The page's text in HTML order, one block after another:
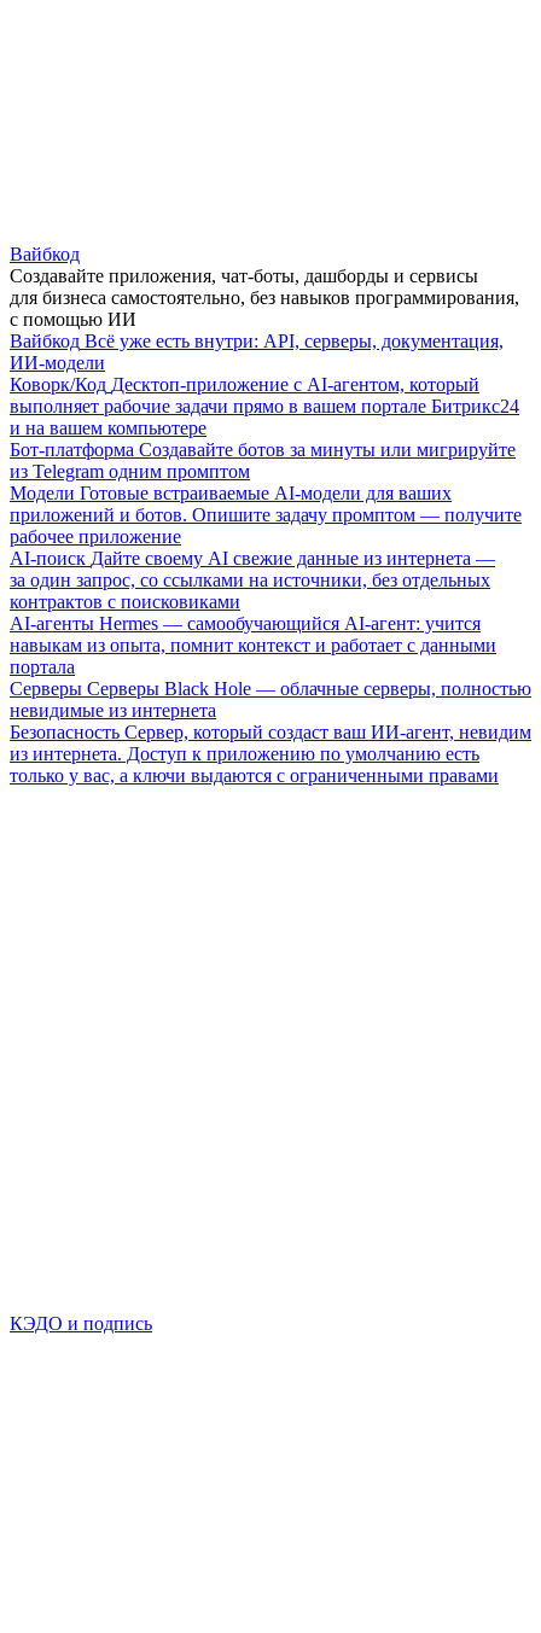
Вайбкод
Создавайте приложения, чат-боты, дашборды и сервисы
для бизнеса самостоятельно, без навыков программирования,
с помощью ИИ
Вайбкод Всё уже есть внутри: API, серверы, документация,
ИИ-модели
Коворк/Код Десктоп-приложение с AI-агентом, который
выполняет рабочие задачи прямо в вашем портале Битрикс24
и на вашем компьютере
Бот-платформа Создавайте ботов за минуты или мигрируйте
из Telegram одним промптом
Модели Готовые встраиваемые AI-модели для ваших
приложений и ботов. Опишите задачу промптом — получите
рабочее приложение
AI-поиск Дайте своему AI свежие данные из интернета —
за один запрос, со ссылками на источники, без отдельных
контрактов с поисковиками
AI-агенты Hermes — самообучающийся AI-агент: учится
навыкам из опыта, помнит контекст и работает с данными
портала
Серверы Серверы Black Hole — облачные серверы, полностью
невидимые из интернета
Безопасность Сервер, который создаст ваш ИИ-агент, невидим
из интернета. Доступ к приложению по умолчанию есть
только у вас, а ключи выдаются с ограниченными правами
КЭДО и подпись